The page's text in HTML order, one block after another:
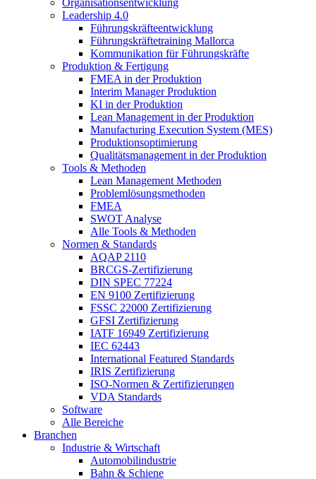
Organisationsentwicklung
Leadership 4.0
Führungskräfteentwicklung
Führungskräftetraining Mallorca
Kommunikation für Führungskräfte
Produktion & Fertigung
FMEA in der Produktion
Interim Manager Produktion
KI in der Produktion
Lean Management in der Produktion
Manufacturing Execution System (MES)
Produktionsoptimierung
Qualitätsmanagement in der Produktion
Tools & Methoden
Lean Management Methoden
Problemlösungsmethoden
FMEA
SWOT Analyse
Alle Tools & Methoden
Normen & Standards
AQAP 2110
BRCGS-Zertifizierung
DIN SPEC 77224
EN 9100 Zertifizierung
FSSC 22000 Zertifizierung
GFSI Zertifizierung
IATF 16949 Zertifizierung
IEC 62443
International Featured Standards
IRIS Zertifizierung
ISO-Normen & Zertifizierungen
VDA Standards
Software
Alle Bereiche
Branchen
Industrie & Wirtschaft
Automobilindustrie
Bahn & Schiene